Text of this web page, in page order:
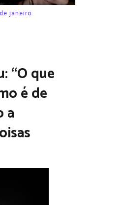
janeiro
“O que
é de
a